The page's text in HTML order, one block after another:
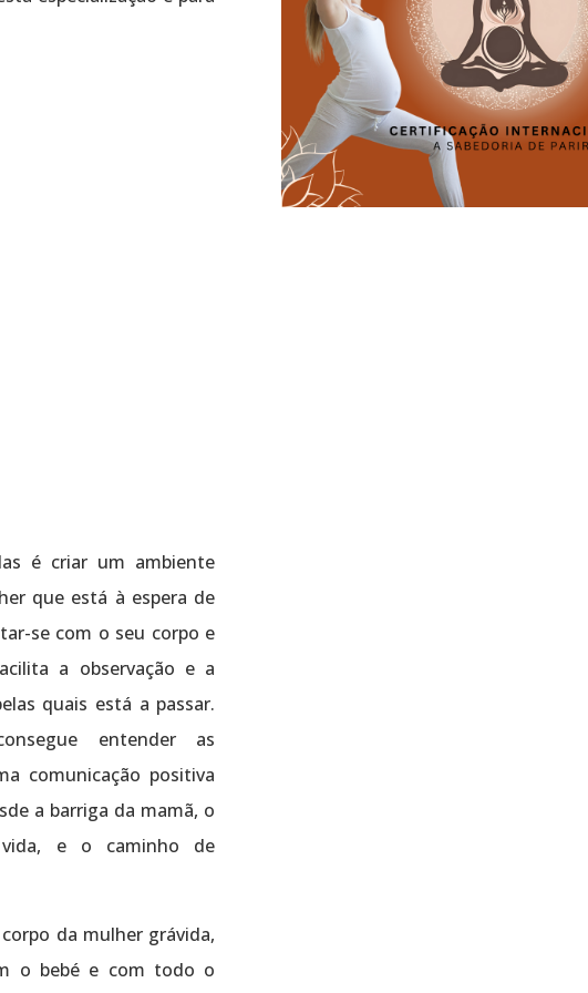
é criar um ambiente
que está à espera de
se com o seu corpo e
a observação e a
quais está a passar.
entender as
comunicação positiva
a barriga da mamã, o
e o caminho de
da mulher grávida,
o bebé e com todo o